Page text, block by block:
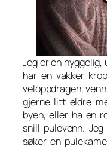
Jeg er en hyggelig,
har en vakker
veloppdragen,
gjerne litt eldre
byen, eller ha en
snill pulevenn.
søker en